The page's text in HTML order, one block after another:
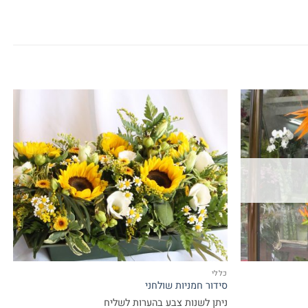
כללי
סידור חמניות שולחני
ניתן לשנות צבע בהערות לשליח